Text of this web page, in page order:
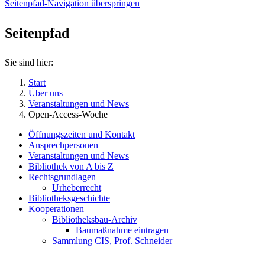
Seitenpfad-Navigation überspringen
Seitenpfad
Sie sind hier:
Start
Über uns
Veranstaltungen und News
Open-Access-Woche
Öffnungszeiten und Kontakt
Ansprechpersonen
Veranstaltungen und News
Bibliothek von A bis Z
Rechtsgrundlagen
Urheberrecht
Bibliotheksgeschichte
Kooperationen
Bibliotheksbau-Archiv
Baumaßnahme eintragen
Sammlung CIS, Prof. Schneider